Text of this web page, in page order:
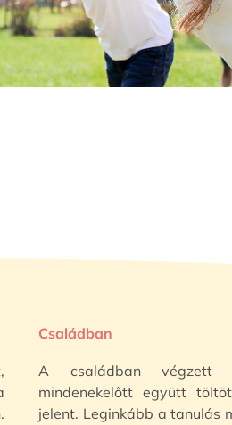
Családban
A családban
mindenekelőtt együtt
jelent. Leginkább a tanulás